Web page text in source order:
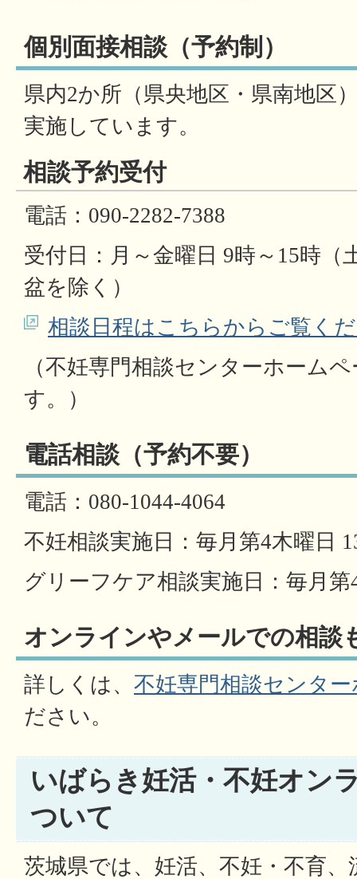
個別面接相談（予約制）
県内2か所（県央地区・県南地区
実施しています。
相談予約受付
電話：090-2282-7388
受付日：月～金曜日 9時～15時（
盆を除く）
相談日程はこちらからご覧く
（不妊専門相談センターホーム
す。）
電話相談（予約不要）
電話：080-1044-4064
不妊相談実施日：毎月第4木曜日
グリーフケア相談実施日：毎月第
オンラインやメールでの相談
詳しくは、 不妊専門相談センタ
ださい。
いばらき妊活・不妊オン
ついて
茨城県では、妊活、不妊・不育